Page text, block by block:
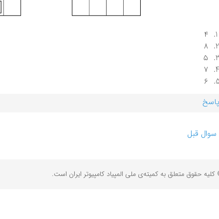
۴
۸
۵
۷
۶
پاسخ
سوال قبل
حقوق متعلق به کمیته‌ی ملی المپیاد کامپیوتر ایران است.